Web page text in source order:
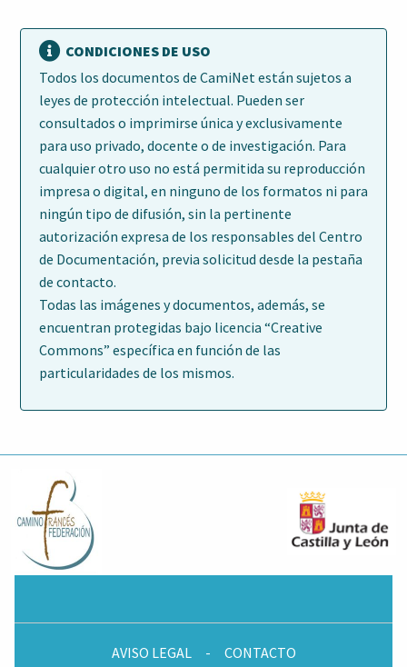
CONDICIONES DE USO
Todos los documentos de CamiNet están sujetos a
leyes de protección intelectual. Pueden ser
consultados o imprimirse única y exclusivamente
para uso privado, docente o de investigación. Para
cualquier otro uso no está permitida su reproducción
impresa o digital, en ninguno de los formatos ni para
ningún tipo de difusión, sin la pertinente
autorización expresa de los responsables del Centro
de Documentación, previa solicitud desde la pestaña
de contacto.
Todas las imágenes y documentos, además, se
encuentran protegidas bajo licencia “Creative
Commons” específica en función de las
particularidades de los mismos.
AVISO LEGAL - CONTACTO